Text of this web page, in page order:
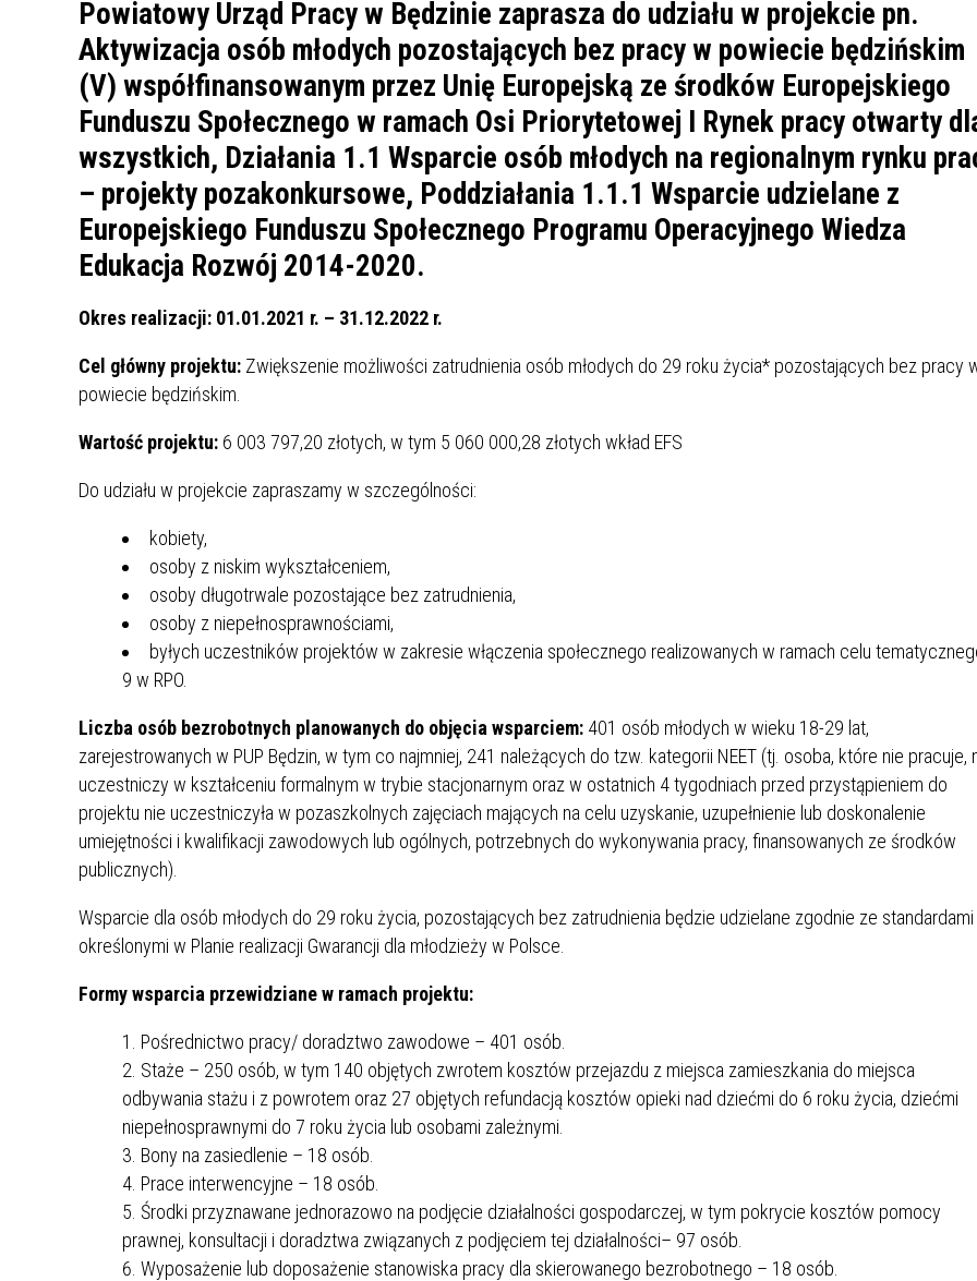
KARTA DUŻEJ RODZINY OFERTY PRACY
PROGRAM WSPARCIA
3+ GÓRĄ!"
AKTYWIZACJA SPOŁECZNO–
ZAWODOWA OSÓB
NIEPEŁNOSPRAWNYCH
PLAN OGÓLNY BĘDZIŃSKA KARTA SENIORA
PODATKI LOKALNE –
PODSTAWOWE INFORMACJE,
STAWKI I FORMULARZE
KAMPANIA EDUKACYJNO-
EKOLOGICZNA W RAMACH
REJESTR DANYCH
KONTAKTOWYCH (RDK)
SZANSA – FORMY AKTYWNEGO
WSPARCIA OBSZARU
ZREWITALIZOWANEGO
BĘDZIŃSKA AKADEMIA MAŁEGO
SPORTOWCA
ALKOHOLU
WYGLĄDA PRACA W NGO?
PROJEKT EKOLIDERKI
WZMOCNIENIE PROCESU
SPRAWIEDLIWEJ TRANSFORMACJI
ŚLĄSKA
PRACA W WOJSKU JAKO
INFORMATYK – JAK ZOSTAĆ?
WYMAGANIA, ZAROBKI
BEZPŁATNY PORADNIK DLA
KULTURY
KONKURS FOTOGRAFICZNY
WODY”
PRZEWODNICZĄCEGO KOMISJI
NADZORU FINANSOWEGO ZA
ZAKRESU RYNKU FINANSOWEGO
RUCHEM
WAŻNA INFORMACJA - DOT.
PRZEPROWADZENIA OCENY
RYZYKA WEWNĘTRZNEGO
SYSTEMU WODOCIĄGOWEGO
UCZNIÓW
DLA WYRÓŻNIAJĄCYCH SIĘ
UCZNIÓW
AWANS ZAWODOWY NAUCZYCIELI
ZAKŁADANIE PLACÓWEK
NIEPUBLICZNYCH
DOFINANSOWANIE
KSZTAŁCENIA
MŁODOCIANYCH
STYPENDIUM MIASTA BĘDZINA
PAŃSTWOWA SZKOŁA MUZYCZNA
I ST. IM. FRYDERYKA CHOPINA
ZADANIA DOFINANSOWANE
BUDŻETU PAŃSTWA
DOTACJE DLA NIEPUBLICZNYCH
BĘDZINIE
PRACOWNIKÓW OŚWIATY
WODNEJ W KATOWICACH
NAUCZYCIELI
PROGRAM WYRÓWNYWANIA
SZANS EDUKACYJNYCH DZIECI I
MŁODZIEŻY „PRZYJAZNA SZKOŁA”
Powiatowy Urząd Pracy w Będzinie zaprasza do udziału w projekcie pn.
Aktywizacja osób młodych pozostających bez pracy w powiecie będzińskim
(V) współfinansowanym przez Unię Europejską ze środków Europejskiego
Funduszu Społecznego w ramach Osi Priorytetowej I Rynek pracy otwarty
wszystkich, Działania 1.1 Wsparcie osób młodych na regionalnym rynku
– projekty pozakonkursowe, Poddziałania 1.1.1 Wsparcie udzielane z
Europejskiego Funduszu Społecznego Programu Operacyjnego Wiedza
Edukacja Rozwój 2014-2020.
Okres realizacji: 01.01.2021 r. – 31.12.2022 r.
Cel główny projektu: Zwiększenie możliwości zatrudnienia osób młodych do 29 roku życia* pozostających bez pracy
powiecie będzińskim.
Wartość projektu: 6 003 797,20 złotych, w tym 5 060 000,28 złotych wkład EFS
Do udziału w projekcie zapraszamy w szczególności:
kobiety,
osoby z niskim wykształceniem,
osoby długotrwale pozostające bez zatrudnienia,
osoby z niepełnosprawnościami,
byłych uczestników projektów w zakresie włączenia społecznego realizowanych w ramach celu
9 w RPO.
Liczba osób bezrobotnych planowanych do objęcia wsparciem: 401 osób młodych w wieku 18-29 lat,
zarejestrowanych w PUP Będzin, w tym co najmniej, 241 należących do tzw. kategorii NEET (tj. osoba, które nie pracuje,
uczestniczy w kształceniu formalnym w trybie stacjonarnym oraz w ostatnich 4 tygodniach przed przystąpieniem do
projektu nie uczestniczyła w pozaszkolnych zajęciach mających na celu uzyskanie, uzupełnienie lub doskonalenie
umiejętności i kwalifikacji zawodowych lub ogólnych, potrzebnych do wykonywania pracy, finansowanych ze środków
publicznych).
Wsparcie dla osób młodych do 29 roku życia, pozostających bez zatrudnienia będzie udzielane zgodnie ze standardami
określonymi w Planie realizacji Gwarancji dla młodzieży w Polsce.
Formy wsparcia przewidziane w ramach projektu:
Pośrednictwo pracy/ doradztwo zawodowe – 401 osób.
Staże – 250 osób, w tym 140 objętych zwrotem kosztów przejazdu z miejsca zamieszkania do miejsca
odbywania stażu i z powrotem oraz 27 objętych refundacją kosztów opieki nad dziećmi do 6 roku życia, dziećmi
niepełnosprawnymi do 7 roku życia lub osobami zależnymi.
Bony na zasiedlenie – 18 osób.
Prace interwencyjne – 18 osób.
Środki przyznawane jednorazowo na podjęcie działalności gospodarczej, w tym pokrycie kosztów pomocy
prawnej, konsultacji i doradztwa związanych z podjęciem tej działalności– 97 osób.
Wyposażenie lub doposażenie stanowiska pracy dla skierowanego bezrobotnego – 18 osób.